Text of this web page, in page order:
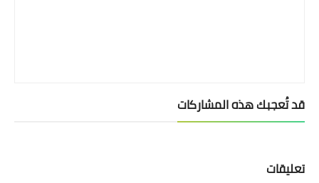
قد تُعجبك هذه المشاركات
تعليقات